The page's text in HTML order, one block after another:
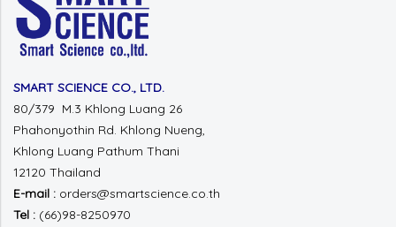
SMART SCIENCE CO., LTD.
80/379 M.3 Khlong Luang 26
Phahonyothin Rd. Khlong Nueng,
Khlong Luang Pathum Thani
12120 Thailand
E-mail : orders@smartscience.co.th
Tel : (66)98-8250970